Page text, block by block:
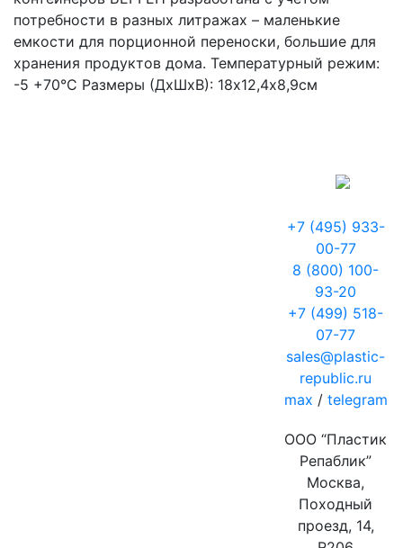
потребности в разных литражах – маленькие
емкости для порционной переноски, большие для
хранения продуктов дома. Температурный режим:
-5 +70°С Размеры (ДхШхВ): 18х12,4х8,9см
+7 (495) 933-
00-77
8 (800) 100-
93-20
+7 (499) 518-
07-77
sales@plastic-
republic.ru
max / telegram
ООО “Пластик
Репаблик”
Москва,
Походный
проезд, 14,